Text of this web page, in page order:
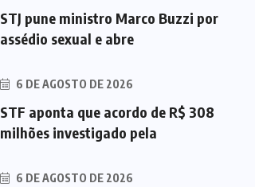
STJ pune ministro Marco Buzzi por
assédio sexual e abre
6 DE AGOSTO DE 2026
STF aponta que acordo de R$ 308
milhões investigado pela
6 DE AGOSTO DE 2026